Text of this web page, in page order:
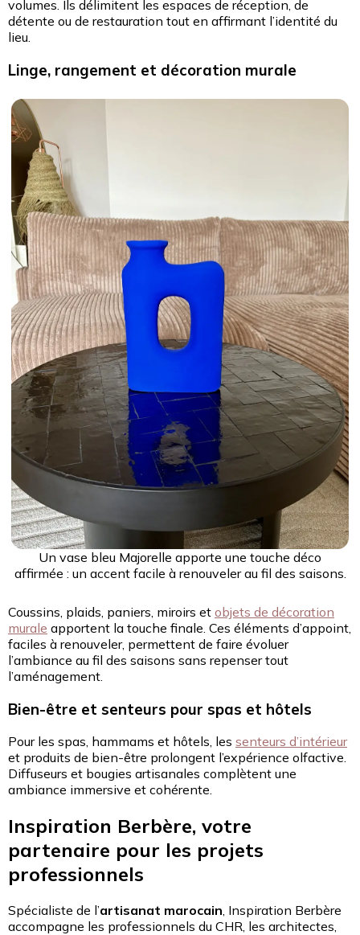
volumes. Ils délimitent les espaces de réception, de
détente ou de restauration tout en affirmant l’identité du
lieu.
Linge, rangement et décoration murale
Un vase bleu Majorelle apporte une touche déco
affirmée : un accent facile à renouveler au fil des saisons.
Coussins, plaids, paniers, miroirs et objets de décoration
murale apportent la touche finale. Ces éléments d’appoint,
faciles à renouveler, permettent de faire évoluer
l’ambiance au fil des saisons sans repenser tout
l’aménagement.
Bien-être et senteurs pour spas et hôtels
Pour les spas, hammams et hôtels, les senteurs d’intérieur
et produits de bien-être prolongent l’expérience olfactive.
Diffuseurs et bougies artisanales complètent une
ambiance immersive et cohérente.
Inspiration Berbère, votre
partenaire pour les projets
professionnels
Spécialiste de l’artisanat marocain, Inspiration Berbère
accompagne les professionnels du CHR, les architectes,